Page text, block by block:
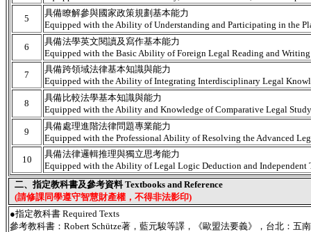
5
具備瞭解參與國家政策規劃基本能力
Equipped with the Ability of Understanding and Participating in the
6
具備法學英文閱讀及寫作基本能力
Equipped with the Basic Ability of Foreign Legal Reading and
7
具備跨領域法律基本知識與能力
Equipped with the Ability of Integrating Interdisciplinary Legal
8
具備比較法學基本知識與能力
Equipped with the Ability and Knowledge of Comparative Legal
9
具備處理進階法律問題專業能力
Equipped with the Professional Ability of Resolving the Advanced
10
具備法律邏輯推理與獨立思考能力
Equipped with the Ability of Legal Logic Deduction and Independent
二、指定教科書及參考資料 Textbooks and Reference
(請修課同學遵守智慧財產權，不得非法影印)
●指定教科書 Required Texts
參考教科書：Robert Schütze著，藍元駿等譯，《歐盟法要義》，台北：五